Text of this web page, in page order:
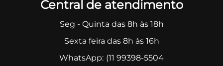
Central de atendimento
Seg - Quinta das 8h às 18h
Sexta feira das 8h às 16h
WhatsApp: (11 99398-5504